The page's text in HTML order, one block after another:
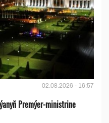
02.08.2026 - 16:57
Premýer-ministrine